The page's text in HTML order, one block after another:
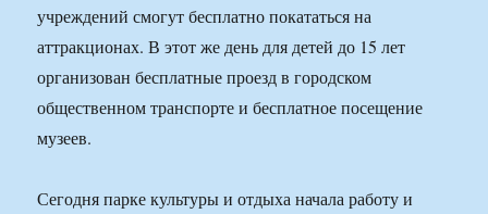
учреждений смогут бесплатно покататься на
аттракционах. В этот же день для детей до 15 лет
организован бесплатные проезд в городском
общественном транспорте и бесплатное посещение
музеев.
Сегодня парке культуры и отдыха начала работу и